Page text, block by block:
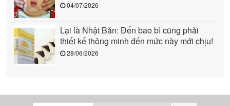
04/07/2026
Lại là Nhật Bản: Đến bao bì cũng phải
thiết kế thông minh đến mức này mới chịu!
28/06/2026